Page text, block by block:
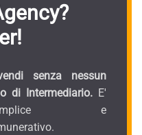
senza nessun
di Intermediario. E'
e